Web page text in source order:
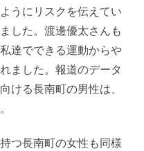
うにリスクを伝えてい
した。渡邊優太さんも
達でできる運動からや
ました。報道のデータ
ける長南町の男性は、
つ長南町の女性も同様